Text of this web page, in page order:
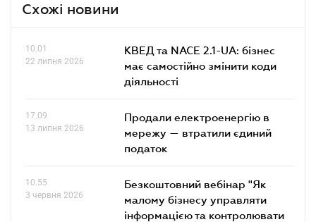
Схожі новини
10.01
22 липня 2026
КВЕД та NACE 2.1-UA: бізнес
має самостійно змінити коди
діяльності
17.09
13 липня 2026
Продали електроенергію в
мережу — втратили єдиний
податок
10.55
3 червня 2026
Безкоштовний вебінар "Як
малому бізнесу управляти
інформацією та контролювати